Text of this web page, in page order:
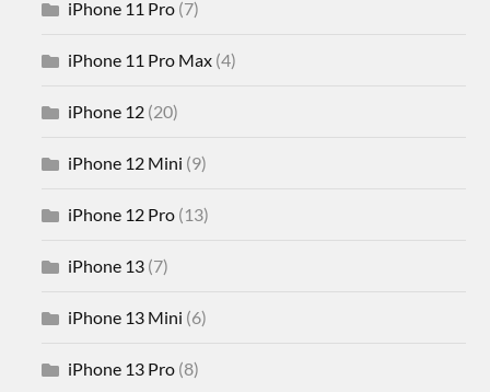
iPhone 11 Pro (7)
iPhone 11 Pro Max (4)
iPhone 12 (20)
iPhone 12 Mini (9)
iPhone 12 Pro (13)
iPhone 13 (7)
iPhone 13 Mini (6)
iPhone 13 Pro (8)